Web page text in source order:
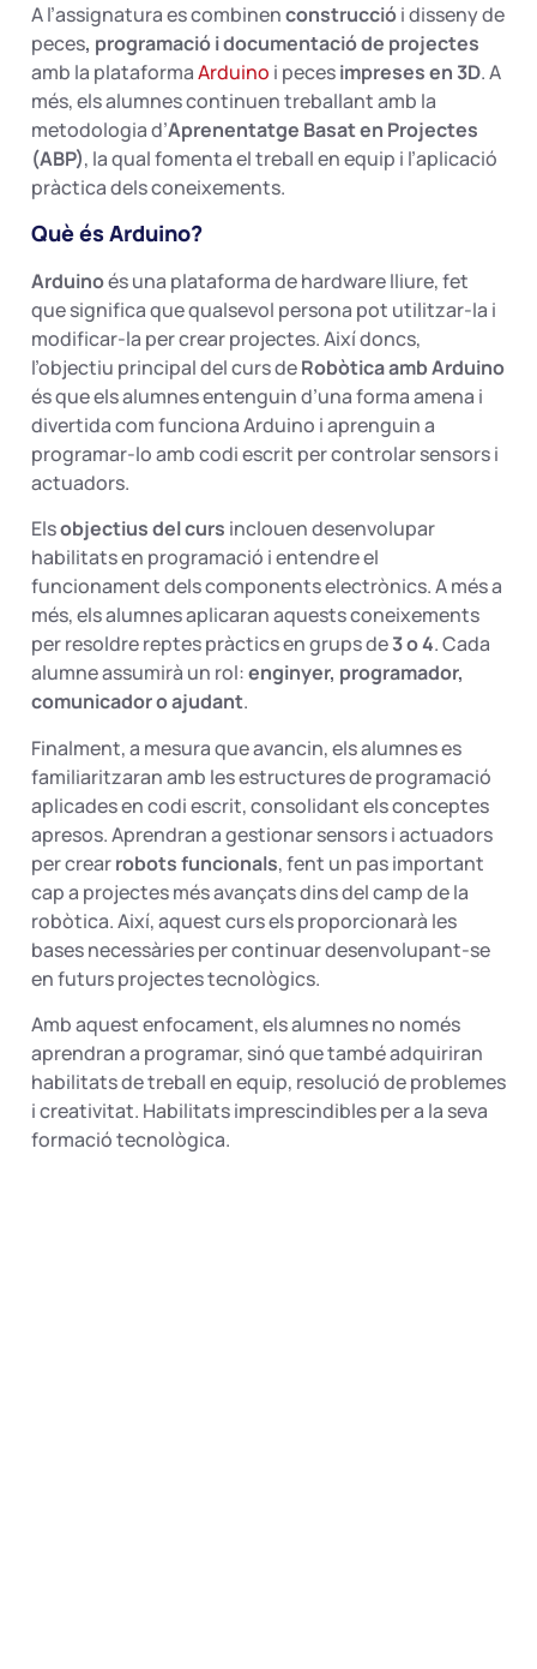
A l’assignatura es combinenconstrucciói disseny de
peces, programació i documentació de projectes
amb la plataformaArduino i pecesimpreses en 3D. A
més, els alumnes continuen treballant amb la
metodologia d’Aprenentatge Basat en Projectes
(ABP), la qual fomenta el treball en equip i l’aplicació
pràctica dels coneixements.
Què és Arduino?
Arduinoés una plataforma de hardware lliure, fet
que significa que qualsevol persona pot utilitzar-la i
modificar-la per crear projectes. Així doncs,
l’objectiu principal del curs deRobòtica amb Arduino
és que els alumnes entenguin d’una forma amena i
divertida com funciona Arduino i aprenguin a
programar-lo amb codi escrit per controlar sensors i
actuadors.
Elsobjectius del curs inclouen desenvolupar
habilitats en programació i entendre el
funcionament dels components electrònics. A més a
més, els alumnes aplicaran aquests coneixements
per resoldre reptes pràctics en grups de3 o 4. Cada
alumne assumirà un rol:enginyer, programador,
comunicador o ajudant.
Finalment, a mesura que avancin, els alumnes es
familiaritzaran amb les estructures de programació
aplicades en codi escrit, consolidant els conceptes
apresos. Aprendran a gestionar sensors i actuadors
per crearrobots funcionals, fent un pas important
cap a projectes més avançats dins del camp de la
robòtica. Així, aquest curs els proporcionarà les
bases necessàries per continuar desenvolupant-se
en futurs projectes tecnològics.
Amb aquest enfocament, els alumnes no només
aprendran a programar, sinó que també adquiriran
habilitats de treball en equip, resolució de problemes
i creativitat. Habilitats imprescindibles per a la seva
formació tecnològica.